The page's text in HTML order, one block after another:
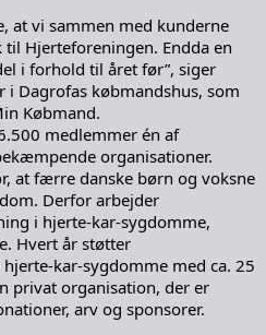
at vi sammen med kunderne
Hjerteforeningen. Endda en
i forhold til året før”, siger
i Dagrofas købmandshus, som
Købmand.
medlemmer én af
organisationer.
at færre danske børn og voksne
Derfor arbejder
i hjerte-kar-sygdomme,
Hvert år støtter
kar-sygdomme med ca. 25
privat organisation, der er
arv og sponsorer.